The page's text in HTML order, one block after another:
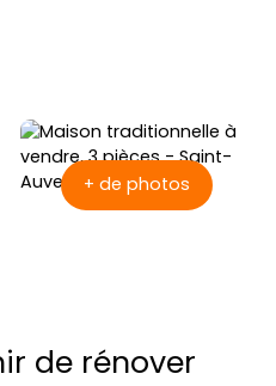
+ de photos
de rénover